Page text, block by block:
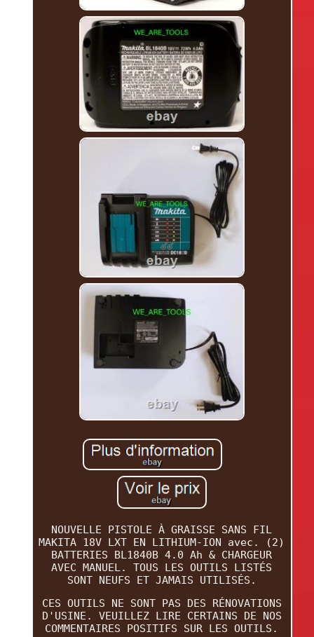
NOUVELLE PISTOLE À GRAISSE SANS FIL
MAKITA 18V LXT EN LITHIUM-ION avec. (2)
BATTERIES BL1840B 4.0 Ah & CHARGEUR
AVEC MANUEL. TOUS LES OUTILS LISTÉS
SONT NEUFS ET JAMAIS UTILISÉS.
CES OUTILS NE SONT PAS DES RÉNOVATIONS
D'USINE. VEUILLEZ LIRE CERTAINS DE NOS
COMMENTAIRES POSITIFS SUR LES OUTILS.